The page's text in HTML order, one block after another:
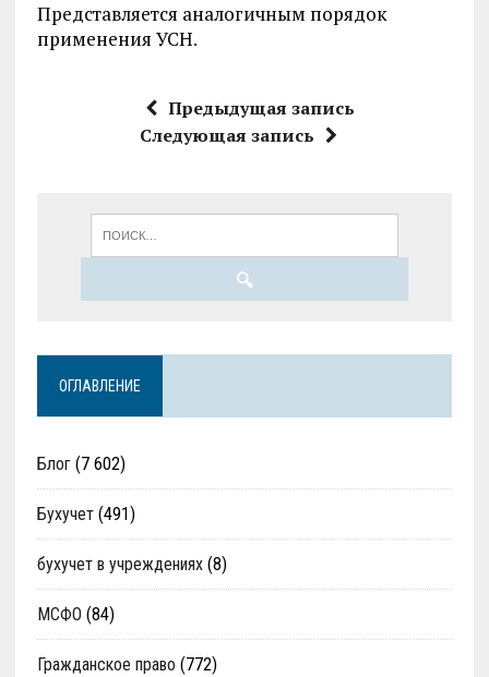
Представляется аналогичным порядок
применения УСН.
Предыдущая запись
Следующая запись
ОГЛАВЛЕНИЕ
Блог(7 602)
Бухучет(491)
бухучет в учреждениях(8)
МСФО (84)
Гражданское право (772)